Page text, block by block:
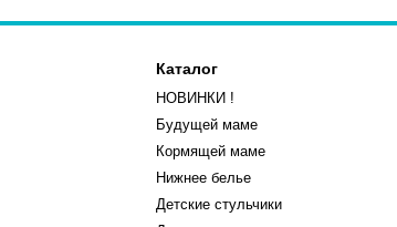
Каталог
НОВИНКИ !
Будущей маме
Кормящей маме
Нижнее белье
Детские стульчики